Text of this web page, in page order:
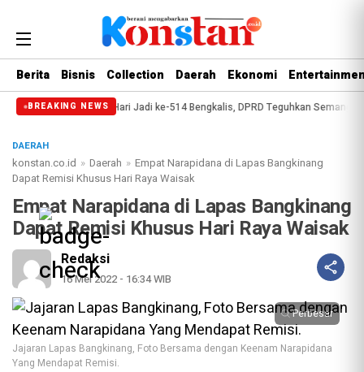
Berita Bisnis Collection Daerah Ekonomi
BREAKING NEWS
Paripurna Hari Jadi ke-514 Bengkalis, DPRD Teguhkan Semangat
DAERAH
konstan.co.id » Daerah » Empat Narapidana di Lapas Bangkinang
Dapat Remisi Khusus Hari Raya Waisak
Empat Narapidana di Lapas Bangkinang
Dapat Remisi Khusus Hari Raya Waisak
Redaksi
16 Mei 2022 - 16:34 WIB
Perbesar
Jajaran Lapas Bangkinang, Foto Bersama dengan Keenam Narapidana
Yang Mendapat Remisi.